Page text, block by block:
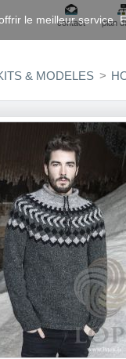
contact plan
& MODELES >
le meilleur